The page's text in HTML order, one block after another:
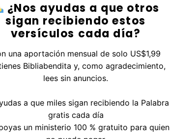
de los orientales.
que yacían cerca de él, porque
una gran piedra sobre la boca del
¿Nos ayudas a que otros
sigan recibiendo estos
versículos cada día?
una aportación mensual de solo US$1,99
Bibliabendita y, como agradecimiento,
lees sin anuncios.
a que miles sigan recibiendo la Palabra
gratis cada día
un ministerio 100 % gratuito para quien